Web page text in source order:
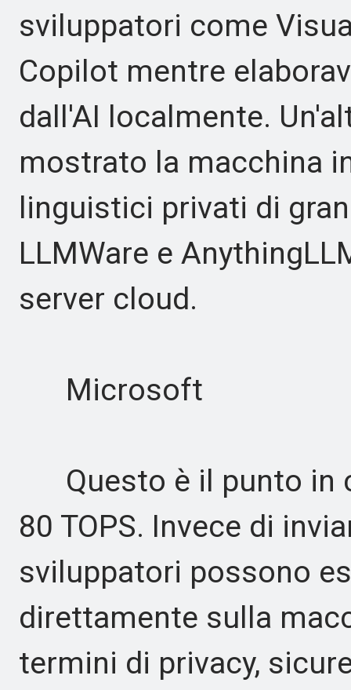
sviluppatori come
Copilot mentre
dall'AI localmente.
mostrato la macchina
linguistici privati di
LLMWare e
server cloud.
Microsoft
Questo è il punto in
80 TOPS. Invece di
sviluppatori possono
direttamente sulla
termini di privacy,